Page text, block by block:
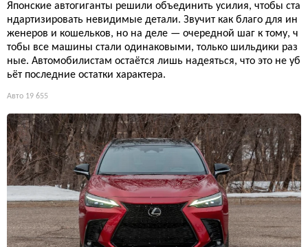
Японские автогиганты решили объединить усилия, чтобы ста
ндартизировать невидимые детали. Звучит как благо для ин
женеров и кошельков, но на деле — очередной шаг к тому, ч
тобы все машины стали одинаковыми, только шильдики раз
ные. Автомобилистам остаётся лишь надеяться, что это не уб
ьёт последние остатки характера.
Авто 19 655